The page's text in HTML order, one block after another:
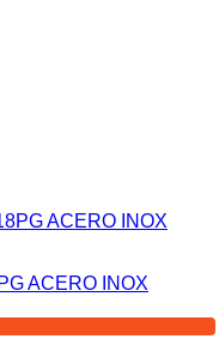
ACERO INOX